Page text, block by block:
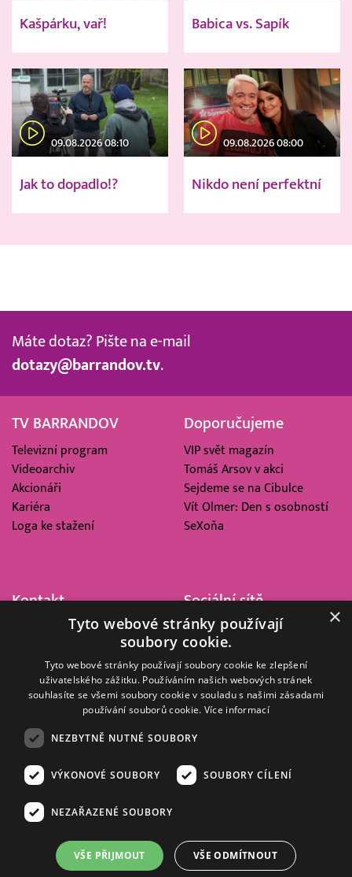
Kašpárku, vař! Babica vs. Sapík
09.08.2026 08:10
Jak to dopadlo!?
09.08.2026 08:00
Nikdo není perfektní
Máte dotaz? Pište na e-mail
dotazy@barrandov.tv.
TV BARRANDOV
Televizní program
Videoarchiv
Akcionáři
Kariéra
Loga ke stažení
Doporučujeme
VIP svět magazín
Tomáš Arsov v akci
Sejdeme se na Cibulce
Vít Olmer: Den s osobností
SeXoňa
Kontakt
Barrandov Televizní Studio,
Kříženeckého nám. 322
152 00 Praha 5
IČ 416 93 311
Sociální sítě
© 2008–2026 EMPRESA MEDIA, a.s. Všechna práva vyhrazena.
Zásady ochrany osobních a dalších zpracovávaných údajů
Informace o měření sledovanosti videa ve video archivu
Nielsen Digital Measurement
. Využíváme grafické podklady z
×
Tyto webové stránky používají
soubory cookie.
Tyto webové stránky používají soubory cookie ke zlepšení
uživatelského zážitku. Používáním našich webových stránek
souhlasíte se všemi soubory cookie v souladu s našimi zásadami
používání souborů cookie. Více informací
NEZBYTNĚ NUTNÉ SOUBORY
VÝKONOVÉ SOUBORY SOUBORY CÍLENÍ
NEZAŘAZENÉ SOUBORY
VŠE PŘIJMOUT VŠE ODMÍTNOUT